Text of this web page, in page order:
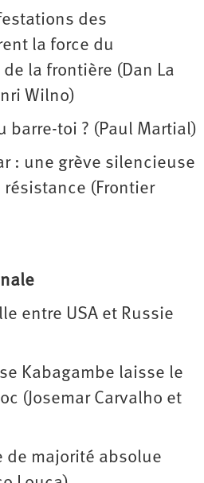
des
la force du
la frontière (Dan La
Wilno)
barre-toi ? (Paul Martial)
: une grève silencieuse
(Frontier
entre USA et Russie
Kabagambe laisse le
(Josemar Carvalho et
de majorité absolue